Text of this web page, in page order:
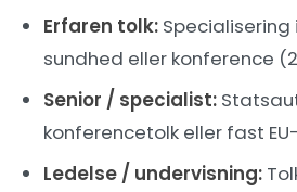
Erfaren tolk:
sundhed eller konference
Senior / specialist:
konferencetolk eller fast
Ledelse / undervisning: